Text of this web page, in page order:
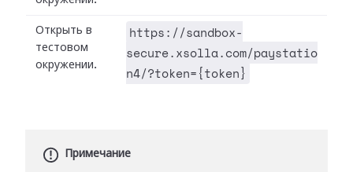
Открыть в
тестовом
окружении.
https://sandbox-
secure.xsolla.com/paystatio
n4/?token={token}
Примечание